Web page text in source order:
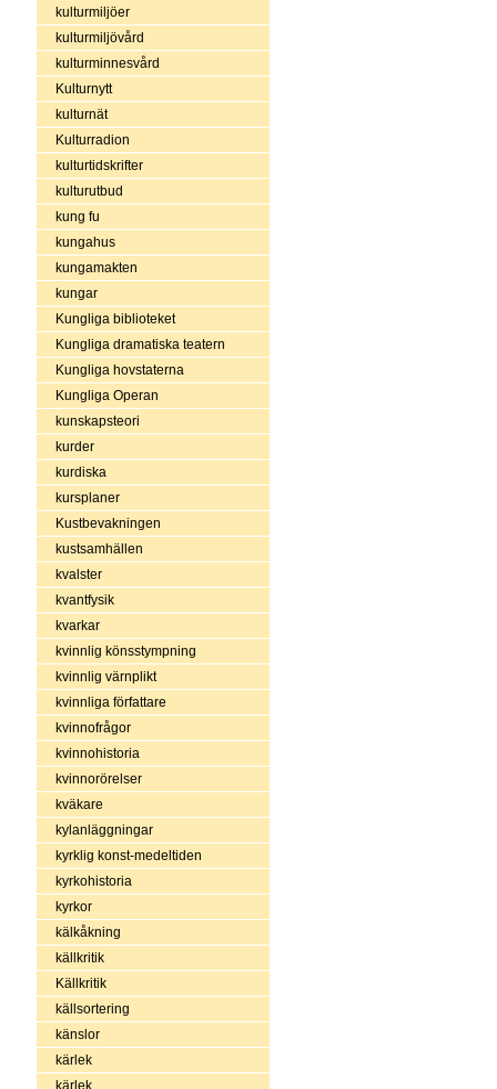
kulturmiljöer
kulturmiljövård
kulturminnesvård
Kulturnytt
kulturnät
Kulturradion
kulturtidskrifter
kulturutbud
kung fu
kungahus
kungamakten
kungar
Kungliga biblioteket
Kungliga dramatiska teatern
Kungliga hovstaterna
Kungliga Operan
kunskapsteori
kurder
kurdiska
kursplaner
Kustbevakningen
kustsamhällen
kvalster
kvantfysik
kvarkar
kvinnlig könsstympning
kvinnlig värnplikt
kvinnliga författare
kvinnofrågor
kvinnohistoria
kvinnorörelser
kväkare
kylanläggningar
kyrklig konst-medeltiden
kyrkohistoria
kyrkor
kälkåkning
källkritik
Källkritik
källsortering
känslor
kärlek
kärlek